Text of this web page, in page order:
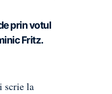
prin votul
Fritz.
scrie la